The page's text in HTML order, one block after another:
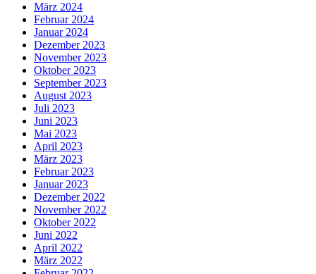
März 2024
Februar 2024
Januar 2024
Dezember 2023
November 2023
Oktober 2023
September 2023
August 2023
Juli 2023
Juni 2023
Mai 2023
April 2023
März 2023
Februar 2023
Januar 2023
Dezember 2022
November 2022
Oktober 2022
Juni 2022
April 2022
März 2022